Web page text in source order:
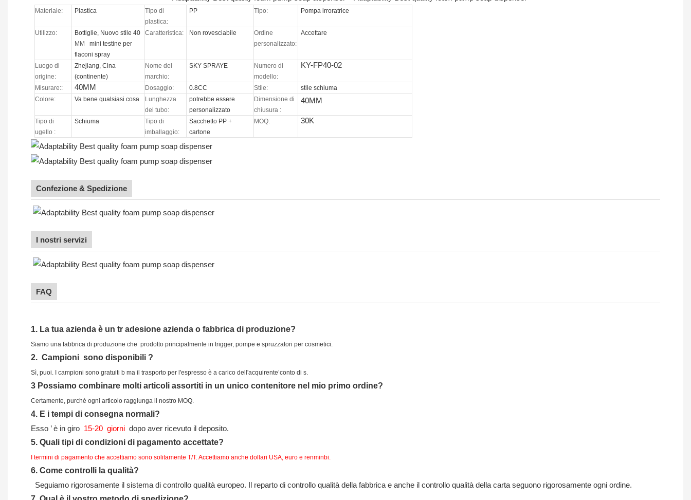
Materiale: Plastica
Tipo di
plastica:
PP Tipo: Pompa irroratrice
Utilizzo:
Bottiglie, Nuovo stile 40
MM
mini testine per
flaconi spray
Caratteristica: Non rovesciabile
Ordine
personalizzato:
Accettare
Luogo di
origine:
Zhejiang, Cina
(continente)
Nome del
marchio:
SKY SPRAYE
Numero di
modello:
KY-FP40-02
Misurare:: 40MM Dosaggio: 0.8CC Stile:
stile schiuma
Colore:
Va bene qualsiasi cosa
Lunghezza
del tubo:
potrebbe essere
personalizzato
Dimensione di
chiusura :
40MM
Tipo di
ugello :
Schiuma
Tipo di
imballaggio:
Sacchetto PP +
cartone
MOQ: 30K
Confezione & Spedizione
I nostri servizi
FAQ
1. La tua azienda è un tr adesione azienda o fabbrica di produzione?
Siamo una fabbrica di produzione che prodotto principalmente in trigger, pompe e spruzzatori per cosmetici.
2. Campioni sono disponibili ?
Sì, puoi. I campioni sono gratuiti b ma il trasporto per l'espresso è a carico dell'acquirente’conto di s.
3 Possiamo combinare molti articoli assortiti in un unico contenitore nel mio primo ordine?
Certamente, purché ogni articolo raggiunga il nostro MOQ.
4. E i tempi di consegna normali?
Esso ’è in giro 15-20 giorni dopo aver ricevuto il deposito.
5. Quali tipi di condizioni di pagamento accettate?
I termini di pagamento che accettiamo sono solitamente T/T. Accettiamo anche dollari USA, euro e renminbi.
6. Come controlli la qualità?
Seguiamo rigorosamente il sistema di controllo qualità europeo. Il reparto di controllo qualità della fabbrica e anche il controllo qualità della carta seguono rigorosamente ogni ordine.